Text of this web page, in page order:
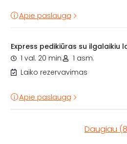
Apie paslaugą
Express pedikiūras su ilgalaikiu
1 val. 20 min.
1 asm.
Laiko rezervavimas
Apie paslaugą
Daugiau